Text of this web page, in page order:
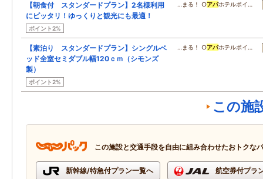
【朝食付 スタンダードプラン】2名様利用
にピッタリ！ゆっくりと観光にも最適！
ポイント2%
…まる！ ○アパホテルポイ…
【素泊り スタンダードプラン】シングルベ
ッド全室セミダブル幅120ｃｍ（シモンズ
製）
ポイント2%
…まる！ ○アパホテルポイ…
この施
この施設と交通手段を自由に組み合わせたおトクな
新幹線/特急付プラン一覧へ 航空券付プラ